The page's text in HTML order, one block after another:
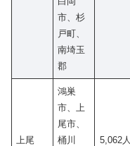
市、杉
戸町、
南埼玉
郡
上尾
鴻巣
市、上
尾市、
桶川
5,062人